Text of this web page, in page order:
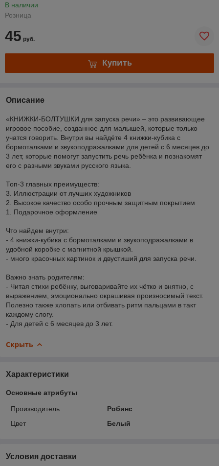
В наличии
Розница
45 руб.
Купить
Описание
«КНИЖКИ-БОЛТУШКИ для запуска речи» – это развивающее
игровое пособие, созданное для малышей, которые только
учатся говорить. Внутри вы найдёте 4 книжки-кубика с
бормоталками и звукоподражалками для детей с 6 месяцев до
3 лет, которые помогут запустить речь ребёнка и познакомят
его с разными звуками русского языка.
Топ-3 главных преимуществ:
3. Иллюстрации от лучших художников
2. Высокое качество особо прочным защитным покрытием
1. Подарочное оформление
Что найдем внутри:
- 4 книжки-кубика с бормоталками и звукоподражалками в
удобной коробке с магнитной крышкой.
- много красочных картинок и двустиший для запуска речи.
Важно знать родителям:
- Читая стихи ребёнку, выговаривайте их чётко и внятно, с
выражением, эмоционально окрашивая произносимый текст.
Полезно также хлопать или отбивать ритм пальцами в такт
каждому слогу.
- Для детей с 6 месяцев до 3 лет.
Скрыть
Характеристики
Основные атрибуты
Производитель
Робинс
Цвет
Белый
Условия доставки